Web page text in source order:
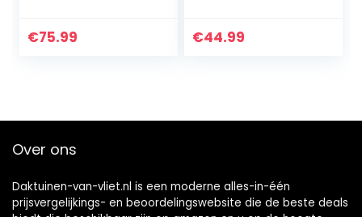
vuurkorven stalen
€75.99
ronde tuinhaard,
€44.99
Over ons
Daktuinen-van-vliet.nl is een moderne alles-in-één
prijsvergelijkings- en beoordelingswebsite die de beste deals